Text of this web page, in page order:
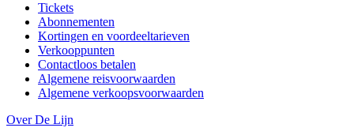
Tickets
Abonnementen
Kortingen en voordeeltarieven
Verkooppunten
Contactloos betalen
Algemene reisvoorwaarden
Algemene verkoopsvoorwaarden
Over De Lijn